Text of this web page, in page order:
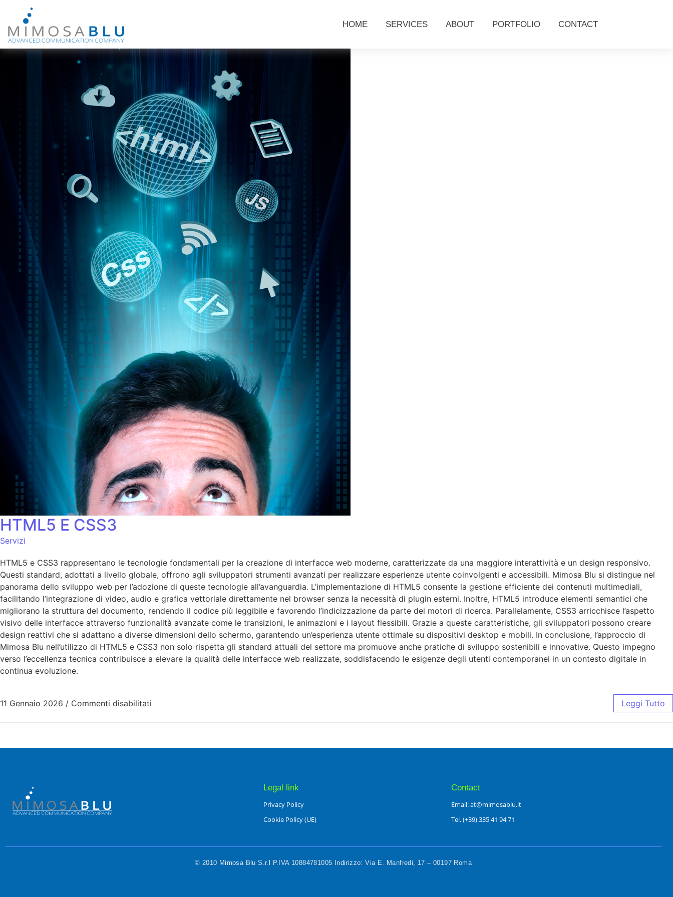
HOME SERVICES ABOUT PORTFOLIO CONTACT
HTML5 E CSS3
Servizi
HTML5 e CSS3 rappresentano le tecnologie fondamentali per la creazione di interfacce web moderne, caratterizzate da una maggiore interattività e un design responsivo.
Questi standard, adottati a livello globale, offrono agli sviluppatori strumenti avanzati per realizzare esperienze utente coinvolgenti e accessibili. Mimosa Blu si distingue nel
panorama dello sviluppo web per l’adozione di queste tecnologie all’avanguardia. L’implementazione di HTML5 consente la gestione efficiente dei contenuti multimediali,
facilitando l’integrazione di video, audio e grafica vettoriale direttamente nel browser senza la necessità di plugin esterni. Inoltre, HTML5 introduce elementi semantici che
migliorano la struttura del documento, rendendo il codice più leggibile e favorendo l’indicizzazione da parte dei motori di ricerca. Parallelamente, CSS3 arricchisce l’aspetto
visivo delle interfacce attraverso funzionalità avanzate come le transizioni, le animazioni e i layout flessibili. Grazie a queste caratteristiche, gli sviluppatori possono creare
design reattivi che si adattano a diverse dimensioni dello schermo, garantendo un’esperienza utente ottimale su dispositivi desktop e mobili. In conclusione, l’approccio di
Mimosa Blu nell’utilizzo di HTML5 e CSS3 non solo rispetta gli standard attuali del settore ma promuove anche pratiche di sviluppo sostenibili e innovative. Questo impegno
verso l’eccellenza tecnica contribuisce a elevare la qualità delle interfacce web realizzate, soddisfacendo le esigenze degli utenti contemporanei in un contesto digitale in
continua evoluzione.
11 Gennaio 2026 / Commenti disabilitati Leggi Tutto
Legal link
Privacy Policy
Cookie Policy (UE)
Contact
Email: at@mimosablu.it
Tel. (+39) 335 41 94 71
© 2010 Mimosa Blu S.r.l P.IVA 10884781005 Indirizzo: Via E. Manfredi, 17 – 00197 Roma